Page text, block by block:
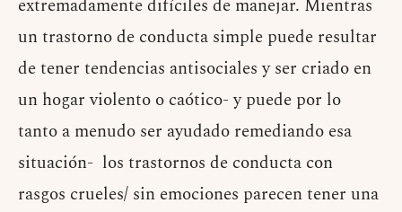
extremadamente difíciles de manejar. Mientras
un trastorno de conducta simple puede resultar
de tener tendencias antisociales y ser criado en
un hogar violento o caótico- y puede por lo
tanto a menudo ser ayudado remediando esa
situación- los trastornos de conducta con
rasgos crueles/ sin emociones parecen tener una